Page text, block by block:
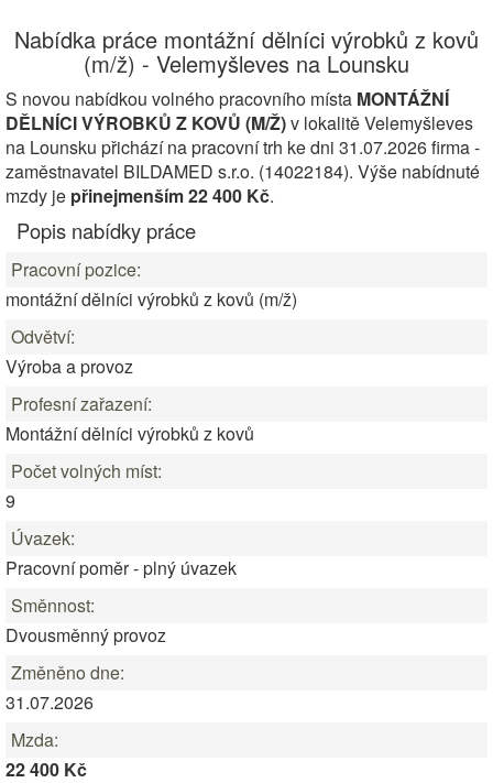
Nabídka práce montážní dělníci výrobků z kovů
(m/ž) - Velemyšleves na Lounsku
S novou nabídkou volného pracovního místa MONTÁŽNÍ
DĚLNÍCI VÝROBKŮ Z KOVŮ (M/Ž)v lokalitě Velemyšleves
na Lounsku přichází na pracovní trh ke dni 31.07.2026 firma -
zaměstnavatel BILDAMED s.r.o. (14022184). Výše nabídnuté
mzdy je přinejmenším 22 400 Kč.
Popis nabídky práce
Pracovní pozice:
montážní dělníci výrobků z kovů (m/ž)
Odvětví:
Výroba a provoz
Profesní zařazení:
Montážní dělníci výrobků z kovů
Počet volných míst:
9
Úvazek:
Pracovní poměr - plný úvazek
Směnnost:
Dvousměnný provoz
Změněno dne:
31.07.2026
Mzda:
22 400 Kč